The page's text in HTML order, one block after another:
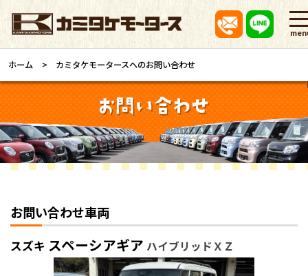
ホーム カミタケモータースへのお問い合わせ
お問い合わせ車両
スズキ スペーシアギア ハイブリッドＸＺ